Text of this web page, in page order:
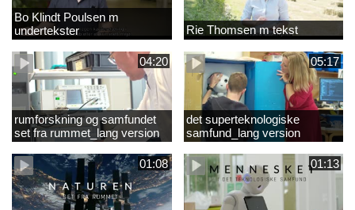
Bo Klindt Poulsen m
undertekster
Rie Thomsen m tekst
04:20
rumforskning og samfundet
set fra rummet_lang version
05:17
det superteknologiske
samfund_lang version
01:08 01:13